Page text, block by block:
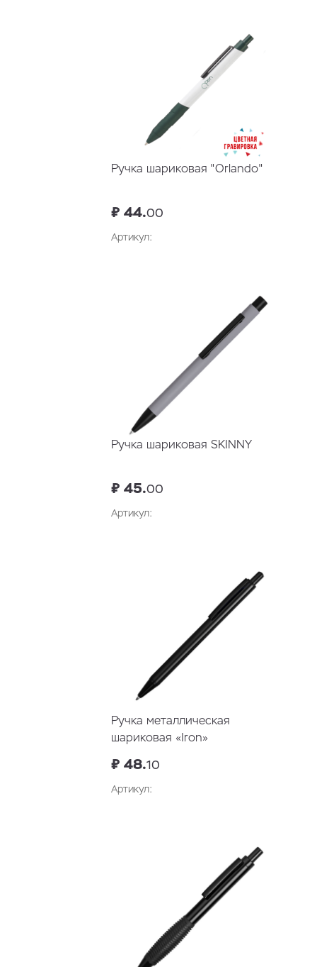
Ручка шариковая "Orlando"
₽ 44.00
Артикул:
Ручка шариковая SKINNY
₽ 45.00
Артикул:
Ручка металлическая
шариковая «Iron»
₽ 48.10
Артикул: